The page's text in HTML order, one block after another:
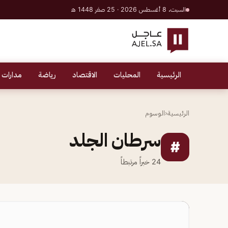
السبت، 8 أغسطس 2026 · 25 صفر 1448 هـ
الرئيسية المحليات الاقتصاد رياضة
الرئيسية‹الوسوم
# سرطان الجلد
24 خبراً مرتبطاً